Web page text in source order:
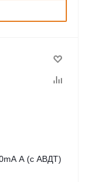
A (с АВДТ)